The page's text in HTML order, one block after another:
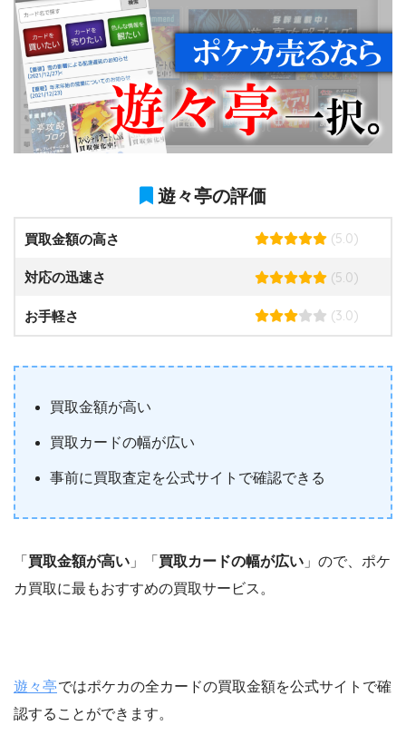
遊々亭の評価
買取金額の高さ (5.0)
対応の迅速さ (5.0)
お手軽さ (3.0)
買取金額が高い
買取カードの幅が広い
事前に買取査定を公式サイトで確認できる
「 買取金額が高い 」「 買取カードの幅が広い 」ので、ポケ
カ買取に最もおすすめの買取サービス。
遊々亭ではポケカの全カードの買取金額を公式サイトで確
認することができます。